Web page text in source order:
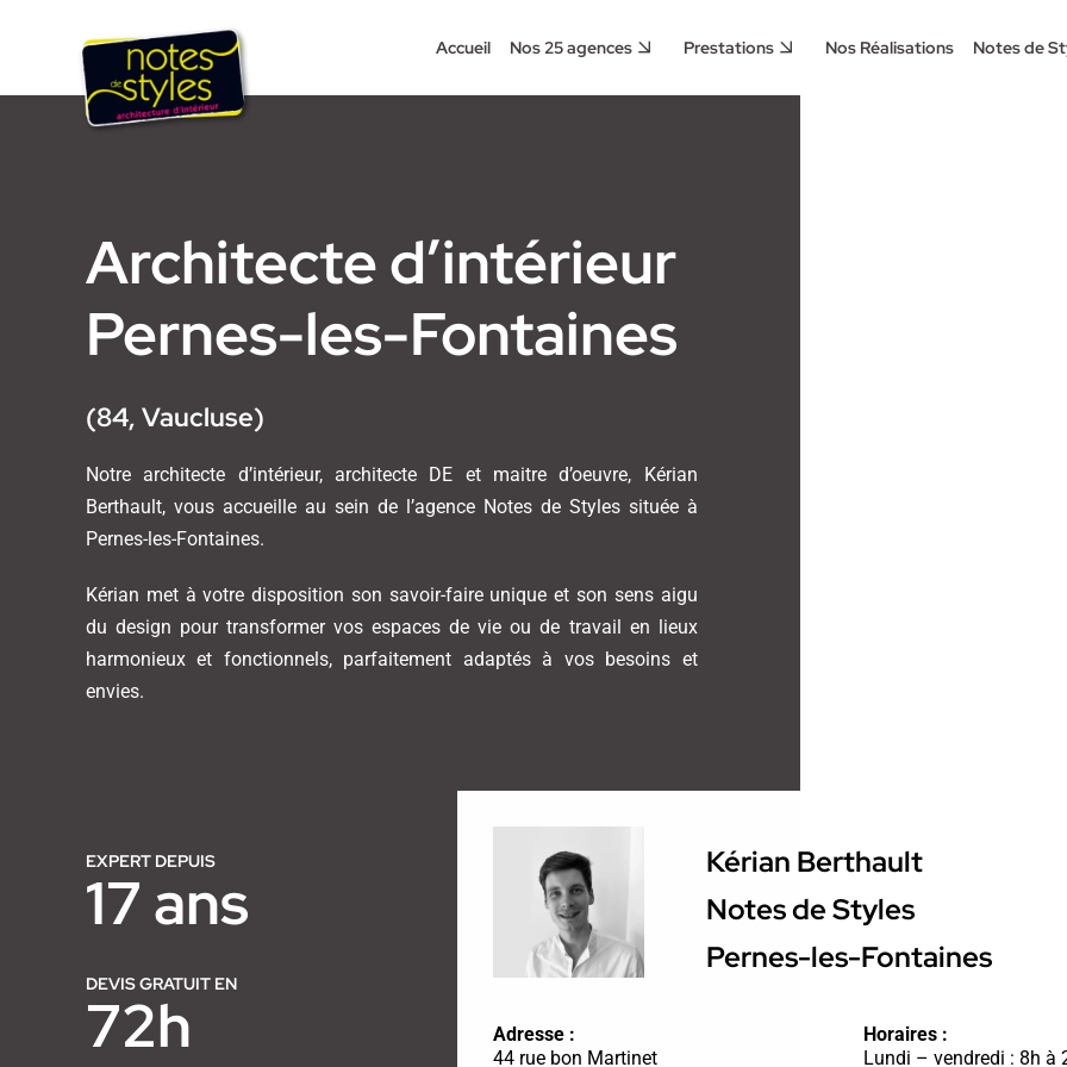
Accueil Nos 25 agences Prestations Nos Réalisations Notes de
Architecte d’intérieur
Pernes-les-Fontaines
(84, Vaucluse)
Notre architecte d’intérieur, architecte DE et maitre d’oeuvre, Kérian
Berthault, vous accueille au sein de l’agence Notes de Styles située à
Pernes-les-Fontaines.
Kérian met à votre disposition son savoir-faire unique et son sens aigu
du design pour transformer vos espaces de vie ou de travail en lieux
harmonieux et fonctionnels, parfaitement adaptés à vos besoins et
envies.
EXPERT DEPUIS
17 ans
DEVIS GRATUIT EN
72h
Kérian Berthault
Notes de Styles
Pernes-les-Fontaines
Adresse :
44 rue bon Martinet
Horaires :
Lundi – vendredi : 8h à